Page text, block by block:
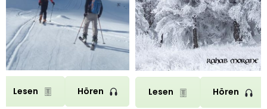
Lesen Hören Lesen Hören